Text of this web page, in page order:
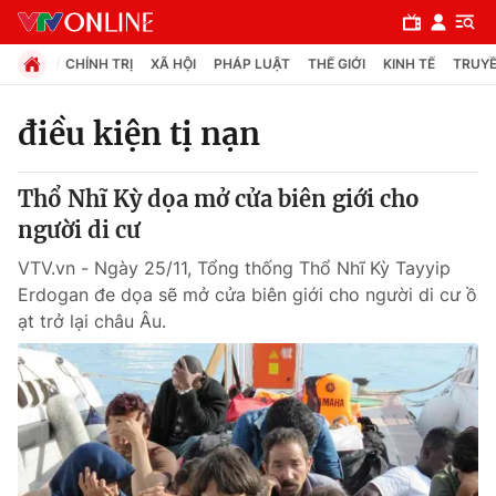
Chuyên mục
Chính trị
Xã hội
Pháp luật
Y tế
Thế giới
CHÍNH TRỊ XÃ HỘI PHÁP LUẬT THẾ GIỚI KINH TẾ
điều kiện tị nạn
Thổ Nhĩ Kỳ dọa mở cửa biên giới cho
người di cư
VTV.vn - Ngày 25/11, Tổng thống Thổ Nhĩ Kỳ Tayyip
Erdogan đe dọa sẽ mở cửa biên giới cho người di cư ồ
ạt trở lại châu Âu.